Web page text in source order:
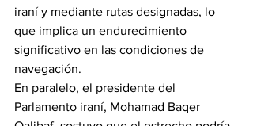
iraní y mediante rutas designadas, lo
que implica un endurecimiento
significativo en las condiciones de
navegación.
En paralelo, el presidente del
Parlamento iraní, Mohamad Baqer